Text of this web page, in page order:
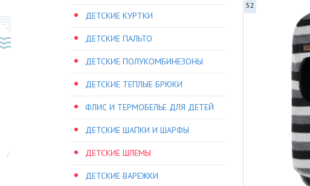
ДЕТСКИЕ КУРТКИ
ДЕТСКИЕ ПАЛЬТО
ДЕТСКИЕ ПОЛУКОМБИНЕЗОНЫ
ДЕТСКИЕ ТЕПЛЫЕ БРЮКИ
ФЛИС И ТЕРМОБЕЛЬЕ ДЛЯ ДЕТЕЙ
ДЕТСКИЕ ШАПКИ И ШАРФЫ
ДЕТСКИЕ ШЛЕМЫ
ДЕТСКИЕ ВАРЕЖКИ
52